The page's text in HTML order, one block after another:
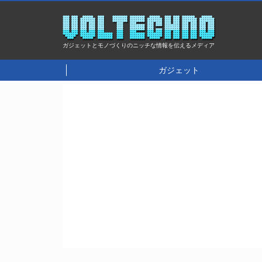
ガジェットとモノづくりのニッチな情報を伝えるメディア
ガジェット